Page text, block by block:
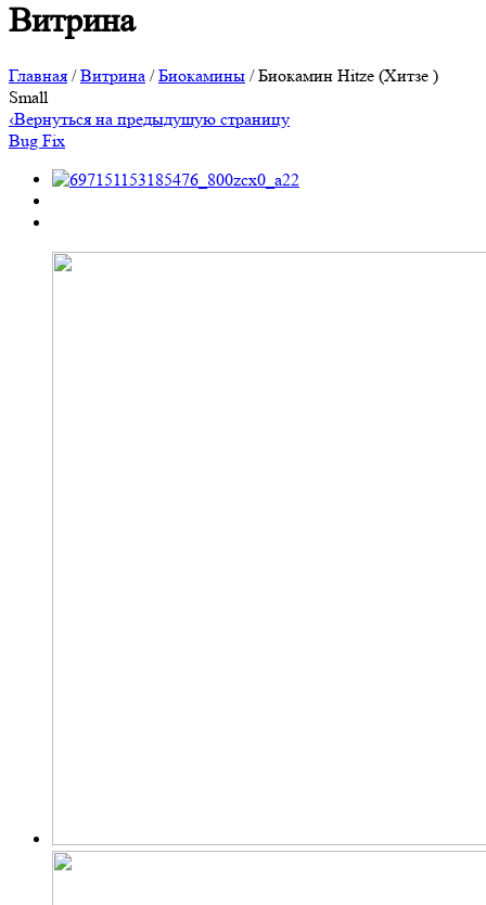
Витрина
Главная /Витрина /Биокамины / Биокамин Hitze (Хитзе )
Small
‹Вернуться на предыдущую страницу
Bug Fix